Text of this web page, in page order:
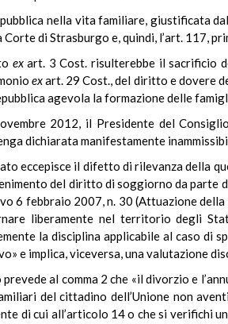
nella vita familiare, giustificata
di Strasburgo e, quindi, l’art. 117,
exart. 3 Cost. risulterebbe il sacrificio
exart. 29 Cost., del diritto e dovere
agevola la formazione delle
2012, il Presidente del
dichiarata manifestamente
eccepisce il difetto di rilevanza della
del diritto di soggiorno da parte
6 febbraio 2007, n. 30 (Attuazione
liberamente nel territorio degli
la disciplina applicabile al caso di
e implica, viceversa, una valutazione
al comma 2 che «il divorzio e
del cittadino dell’Unione non
di cui all’articolo 14 o che si verifichi